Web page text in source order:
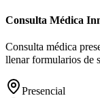
Consulta Médica
Consulta médica
llenar formularios de
Presencial